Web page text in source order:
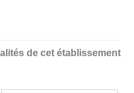
de cet établissement